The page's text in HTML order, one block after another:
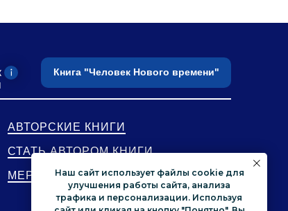
СТАТЬ АВТОРОМ КНИГИ
Книга "Человек Нового времени"
МЕРОПРИЯТИЯ
АВТОРСКИЕ КНИГИ
Наш сайт использует файлы cookie для
улучшения работы сайта, анализа
трафика и персонализации. Используя